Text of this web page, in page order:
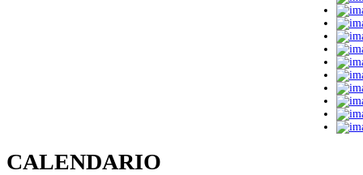
CALENDARIO